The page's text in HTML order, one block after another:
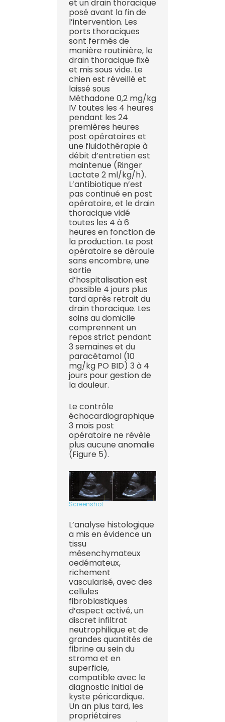
et un drain thoracique
posé avant la fin de
l’intervention. Les
ports thoraciques
sont fermés de
manière routinière, le
drain thoracique fixé
et mis sous vide. Le
chien est réveillé et
laissé sous
Méthadone 0,2 mg/kg
IV toutes les 4 heures
pendant les 24
premières heures
post opératoires et
une fluidothérapie à
débit d’entretien est
maintenue (Ringer
Lactate 2 ml/kg/h).
L’antibiotique n’est
pas continué en post
opératoire, et le drain
thoracique vidé
toutes les 4 à 6
heures en fonction de
la production. Le post
opératoire se déroule
sans encombre, une
sortie
d’hospitalisation est
possible 4 jours plus
tard après retrait du
drain thoracique. Les
soins au domicile
comprennent un
repos strict pendant
3 semaines et du
paracétamol (10
mg/kg PO BID) 3 à 4
jours pour gestion de
la douleur.
Le contrôle
échocardiographique
3 mois post
opératoire ne révèle
plus aucune anomalie
(Figure 5).
Screenshot
L’analyse histologique
a mis en évidence un
tissu
mésenchymateux
oedémateux,
richement
vascularisé, avec des
cellules
fibroblastiques
d’aspect activé, un
discret infiltrat
neutrophilique et de
grandes quantités de
fibrine au sein du
stroma et en
superficie,
compatible avec le
diagnostic initial de
kyste péricardique.
Un an plus tard, les
propriétaires